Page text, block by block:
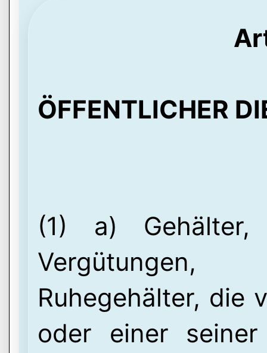
ÖFFENTLICHER
(1) a)
Ruhegehälter, die
oder einer seiner